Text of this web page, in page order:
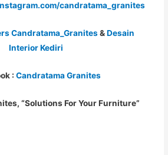
candratama_granites
Candratama_Granites&Desain
Interior Kediri
: Candratama Granites
“Solutions For Your Furniture”